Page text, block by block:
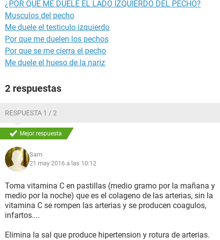
¿POR QUE ME DUELE EL LADO IZQUIERDO DEL PECHO?
Musculos del pecho
Me duele el testiculo izquierdo
Por que me duelen los pechos
Por que se me cierra el pecho
Me duele el hueso de la nariz
2 respuestas
RESPUESTA 1 / 2
Mejor respuesta
Sam
21 may 2016 a las 10:12
Toma vitamina C en pastillas (medio gramo por la mañana y
medio por la noche) que es el colageno de las arterias, sin la
vitamina C se rompen las arterias y se producen coagulos,
infartos....
Elimina la sal que produce hipertension y rotura de arterias.